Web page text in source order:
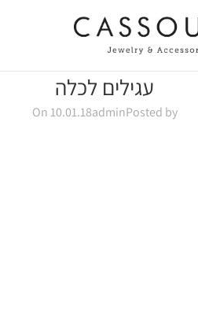
עגילים לכלה
Posted by
admin
On 10.01.18